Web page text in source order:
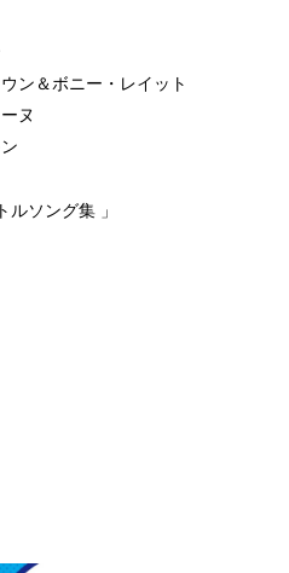
ン＆ボニー・レイット
ヌ
ソング集 」